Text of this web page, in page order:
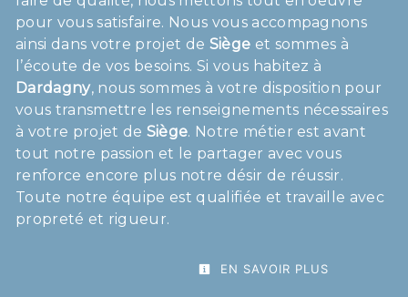
pour vous satisfaire. Nous vous accompagnons
ainsi dans votre projet de Siège et sommes à
l’écoute de vos besoins. Si vous habitez à
Dardagny, nous sommes à votre disposition pour
vous transmettre les renseignements nécessaires
à votre projet de Siège. Notre métier est avant
tout notre passion et le partager avec vous
renforce encore plus notre désir de réussir.
Toute notre équipe est qualifiée et travaille avec
propreté et rigueur.
EN SAVOIR PLUS